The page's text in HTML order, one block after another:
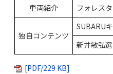
車両紹介
フォレス
独自コンテンツ
SUBARU
新井敏弘
[PDF/229 KB]